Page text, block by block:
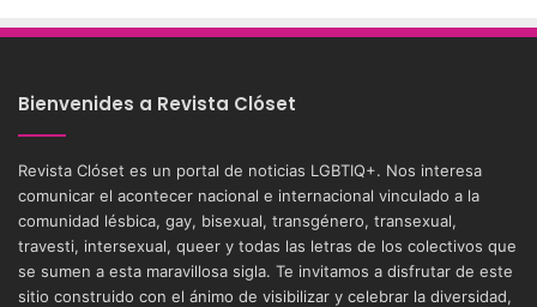
Bienvenides a Revista Clóset
Revista Clóset es un portal de noticias LGBTIQ+. Nos interesa
comunicar el acontecer nacional e internacional vinculado a la
comunidad lésbica, gay, bisexual, transgénero, transexual,
travesti, intersexual, queer y todas las letras de los colectivos que
se sumen a esta maravillosa sigla. Te invitamos a disfrutar de este
sitio construido con el ánimo de visibilizar y celebrar la diversidad,